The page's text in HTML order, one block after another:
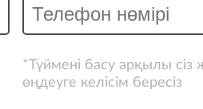
*Түймені басу арқылы сіз
өңдеуге келісім бересіз